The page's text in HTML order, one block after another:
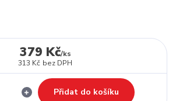
379 Kč/ks
313 Kč bez DPH
Přidat do košíku